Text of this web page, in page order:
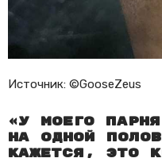
Источник: ©GooseZeus
«У моего
на одной
кажется, это